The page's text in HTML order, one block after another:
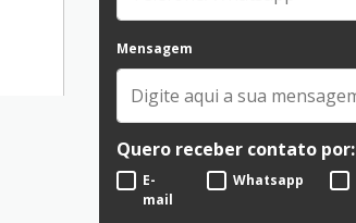
Mensagem
Quero receber contato por:
E-
mail
Whatsapp